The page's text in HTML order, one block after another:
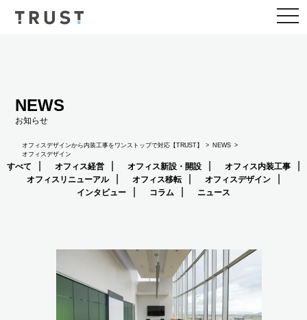
NEWS
お知らせ
オフィスデザインから内装工事をワンストップで対応【TRUST】
NEWS
オフィスデザイン
すべて オフィス経営 オフィス新設・開設
オフィス内装工事
オフィスリニューアル
オフィス移転
オフィスデザイン
インタビュー
コラム ニュース